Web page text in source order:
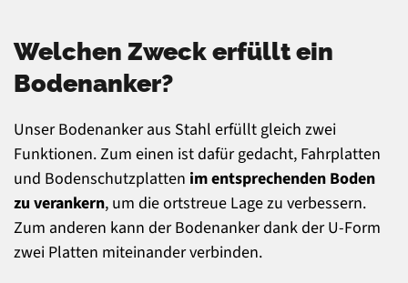
Welchen Zweck erfüllt ein
Bodenanker?
Unser Bodenanker aus Stahl erfüllt gleich zwei
Funktionen. Zum einen ist dafür gedacht, Fahrplatten
und Bodenschutzplatten im entsprechenden Boden
zu verankern, um die ortstreue Lage zu verbessern.
Zum anderen kann der Bodenanker dank der U-Form
zwei Platten miteinander verbinden.